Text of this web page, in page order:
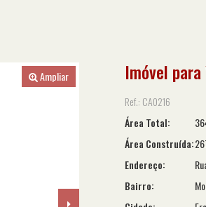
Ampliar Imóvel para
Ref.: CA0216
Área Total:
Área Construída:
Endereço:
Bairro: